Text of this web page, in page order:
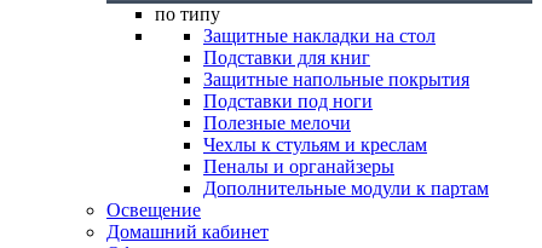
по типу
Защитные накладки на стол
Подставки для книг
Защитные напольные покрытия
Подставки под ноги
Полезные мелочи
Чехлы к стульям и креслам
Пеналы и органайзеры
Дополнительные модули к партам
Освещение
Домашний кабинет